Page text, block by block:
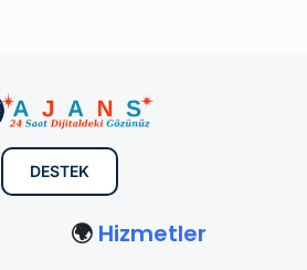
DESTEK
🌍 Hizmetler